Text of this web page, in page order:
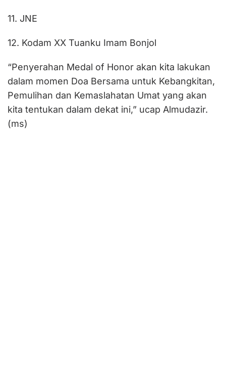
11. JNE
12. Kodam XX Tuanku Imam Bonjol
“Penyerahan Medal of Honor akan kita lakukan
dalam momen Doa Bersama untuk Kebangkitan,
Pemulihan dan Kemaslahatan Umat yang akan
kita tentukan dalam dekat ini,” ucap Almudazir.
(ms)